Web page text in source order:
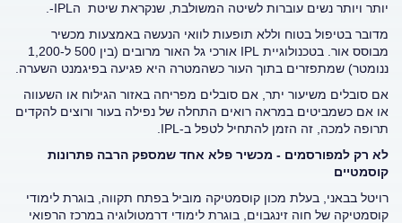
יותר ויותר נשים עוברות לשיטה המשולבת, שנקראת שיטת הIPL-.
מדובר בטיפול בטוח וללא תופעות לוואי הנעשה באמצעות מכשיר
מבוסס אור. בטכנולוגיית IPL אורכי גל האור מרובים (בין 500 ל-1,200
ננומטר) שמתפזרים בתוך העור כשהמטרה היא פגיעה בפיגמנט השערה.
אם סובלים משיעור יתר, אם סובלים מפריחה באזור הגילוח או השעווה
או אם כשמביטים במראה רואים התחלה של נפילה בעור ורוצים להקדים
תרופה למכה, זה הזמן להתחיל לטפל ב-IPL.
לא רק למפורסמים - מכשיר פלא אחד שמספק הרבה פתרונות
קוסמטיים
רויטל בבאני, בעלת מכון קוסמטיקה מוביל בפתח תקווה, בוגרת לימודי
קוסמטיקה של חוה זינגבוים, בוגרת לימודי דרמטולוגיה במרכז הרפואי